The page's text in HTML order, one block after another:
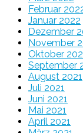
Februar
Januar 2022
Dezember
November
Oktober
September
August 2021
Juli 2021
Juni 2021
Mai 2021
April 2021